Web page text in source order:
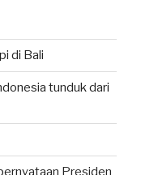
di Bali
tunduk dari
Presiden